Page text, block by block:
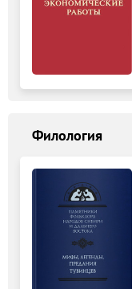
Филология